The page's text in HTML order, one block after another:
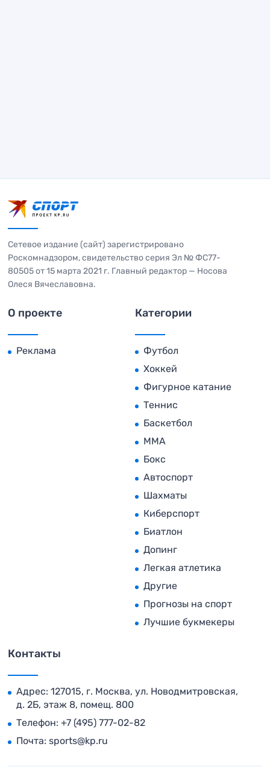
Сетевое издание (сайт) зарегистрировано
Роскомнадзором, свидетельство серия Эл № ФС77-
80505 от 15 марта 2021 г. Главный редактор — Носова
Олеся Вячеславовна.
О проекте
Реклама
Категории
Футбол
Хоккей
Фигурное катание
Теннис
Баскетбол
MMA
Бокс
Автоспорт
Шахматы
Киберспорт
Биатлон
Допинг
Легкая атлетика
Другие
Прогнозы на спорт
Лучшие букмекеры
Контакты
Адрес: 127015, г. Москва, ул. Новодмитровская,
д. 2Б, этаж 8, помещ. 800
Телефон: +7 (495) 777-02-82
Почта: sports@kp.ru